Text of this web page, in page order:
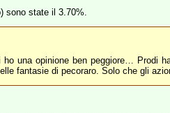
sono state il 3.70%.
ho una opinione ben peggiore… Prodi
fantasie di pecoraro. Solo che gli